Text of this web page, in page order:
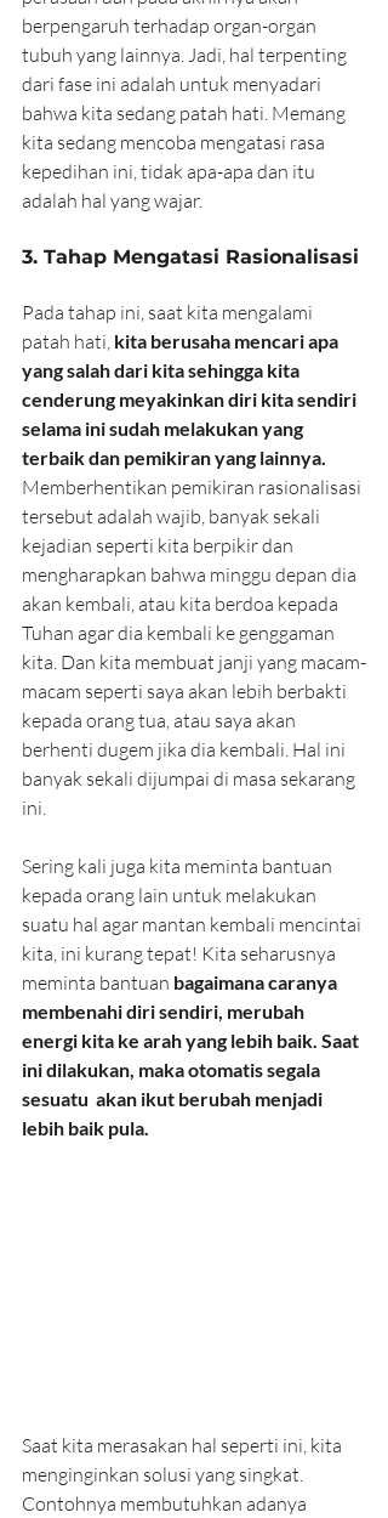
berpengaruh terhadap organ-organ
tubuh yang lainnya. Jadi, hal terpenting
dari fase ini adalah untuk menyadari
bahwa kita sedang patah hati. Memang
kita sedang mencoba mengatasi rasa
kepedihan ini, tidak apa-apa dan itu
adalah hal yang wajar.
3. Tahap Mengatasi Rasionalisasi
Pada tahap ini, saat kita mengalami
patah hati, kita berusaha mencari apa
yang salah dari kita sehingga kita
cenderung meyakinkan diri kita sendiri
selama ini sudah melakukan yang
terbaik dan pemikiran yang lainnya.
Memberhentikan pemikiran rasionalisasi
tersebut adalah wajib, banyak sekali
kejadian seperti kita berpikir dan
mengharapkan bahwa minggu depan dia
akan kembali, atau kita berdoa kepada
Tuhan agar dia kembali ke genggaman
kita. Dan kita membuat janji yang macam-
macam seperti saya akan lebih berbakti
kepada orang tua, atau saya akan
berhenti dugem jika dia kembali. Hal ini
banyak sekali dijumpai di masa sekarang
ini.
Sering kali juga kita meminta bantuan
kepada orang lain untuk melakukan
suatu hal agar mantan kembali mencintai
kita, ini kurang tepat! Kita seharusnya
meminta bantuan bagaimana caranya
membenahi diri sendiri, merubah
energi kita ke arah yang lebih baik. Saat
ini dilakukan, maka otomatis segala
sesuatu  akan ikut berubah menjadi
lebih baik pula.
Saat kita merasakan hal seperti ini, kita
menginginkan solusi yang singkat.
Contohnya membutuhkan adanya